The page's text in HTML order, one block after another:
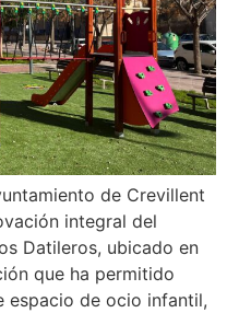
de Crevillent
integral del
Datileros, ubicado en
que ha permitido
espacio de ocio infantil,